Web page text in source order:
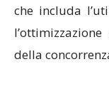
che includa
della